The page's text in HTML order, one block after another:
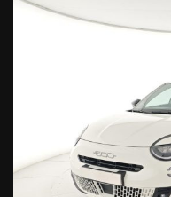
interno con colore
Specchio retrovisore
carrozzeria, Pack Style